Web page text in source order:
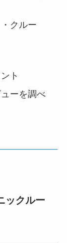
クルー
ト
ーを調べ
ックルー